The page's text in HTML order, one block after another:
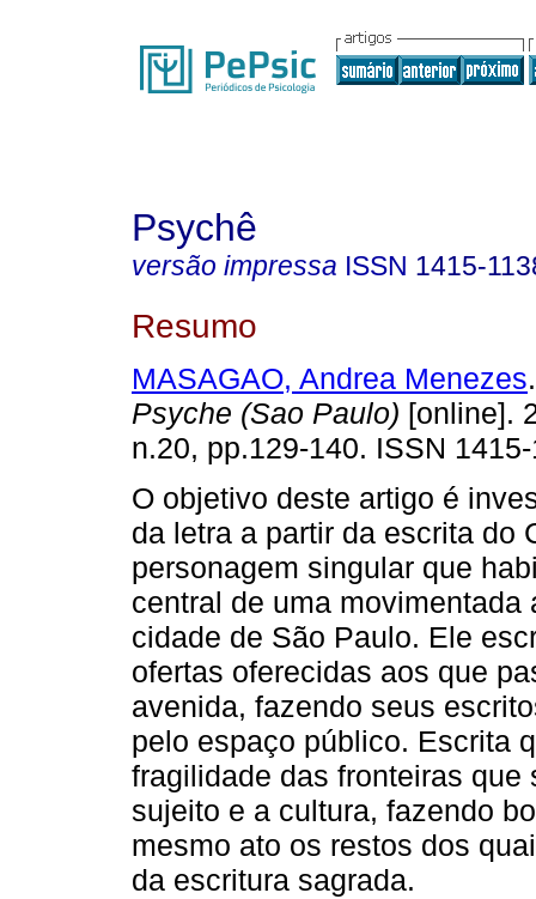
Psychê
versão impressa ISSN 1415-
Resumo
MASAGAO, Andrea Menezes.
Psyche (Sao Paulo) [online].
n.20, pp.129-140. ISSN
O objetivo deste artigo é
da letra a partir da escrita do
personagem singular que
central de uma movimentada
cidade de São Paulo. Ele
ofertas oferecidas aos que
avenida, fazendo seus
pelo espaço público. Escrita
fragilidade das fronteiras
sujeito e a cultura, fazendo
mesmo ato os restos dos
da escritura sagrada.